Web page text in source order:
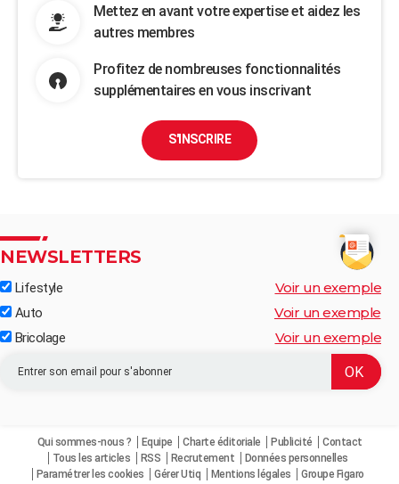
Mettez en avant votre expertise et aidez les
autres membres
Profitez de nombreuses fonctionnalités
supplémentaires en vous inscrivant
S'INSCRIRE
NEWSLETTERS
Lifestyle Voir un exemple
Auto Voir un exemple
Bricolage Voir un exemple
Qui sommes-nous ? Equipe Charte éditoriale Publicité
Contact
Tous les articles
RSS Recrutement
Données personnelles
Paramétrer les cookies
Gérer Utiq Mentions légales Groupe Figaro